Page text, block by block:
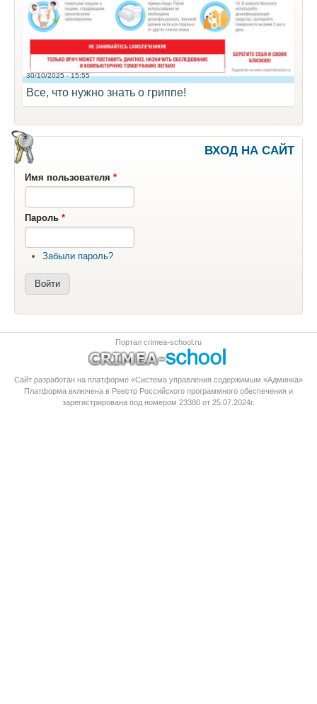
30/10/2025 - 15:55
Все, что нужно знать о гриппе!
ВХОД НА САЙТ
Имя пользователя *
Пароль *
Забыли пароль?
Портал crimea-school.ru
Сайт разработан на платформе «Система управления содержимым «Админка»
Платформа включена в Реестр Российского программного обеспечения и
зарегистрирована под номером 23380 от 25.07.2024г.